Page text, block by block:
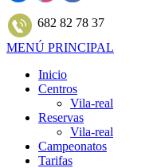
682 82 78 37
MENÚ PRINCIPAL
Inicio
Centros
Vila-real
Reservas
Vila-real
Campeonatos
Tarifas